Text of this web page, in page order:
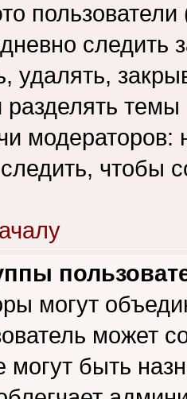
следить
удалять,
чтобы
могут
может
могут быть